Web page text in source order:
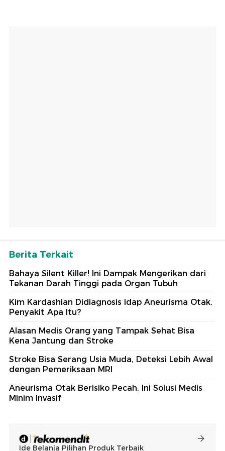
Berita Terkait
Bahaya Silent Killer! Ini Dampak Mengerikan dari
Tekanan Darah Tinggi pada Organ Tubuh
Kim Kardashian Didiagnosis Idap Aneurisma Otak,
Penyakit Apa Itu?
Alasan Medis Orang yang Tampak Sehat Bisa
Kena Jantung dan Stroke
Stroke Bisa Serang Usia Muda, Deteksi Lebih Awal
dengan Pemeriksaan MRI
Aneurisma Otak Berisiko Pecah, Ini Solusi Medis
Minim Invasif